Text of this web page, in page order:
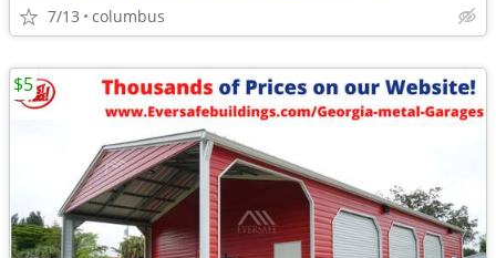
7/13 columbus
$5